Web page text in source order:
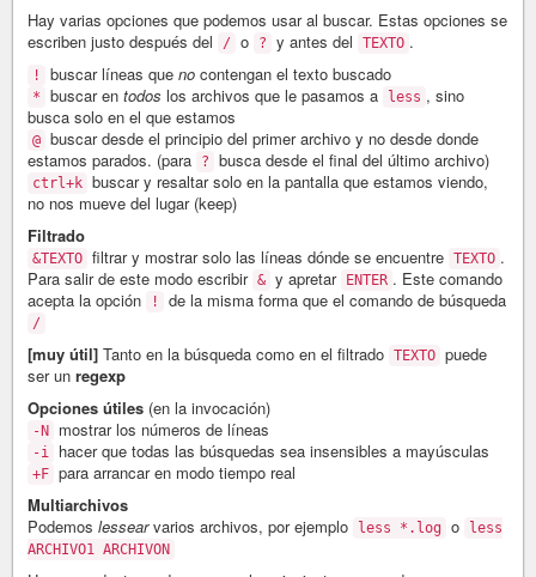
Hay varias opciones que podemos usar al buscar. Estas opciones se
escriben justo después del
/ o ? y antes del TEXTO .
! buscar líneas que no contengan el texto buscado
* buscar en todos los archivos que le pasamos a less , sino
busca solo en el que estamos
@ buscar desde el principio del primer archivo y no desde donde
estamos parados. (para
? busca desde el final del último archivo)
ctrl+k buscar y resaltar solo en la pantalla que estamos viendo,
no nos mueve del lugar (keep)
Filtrado
&TEXTO filtrar y mostrar solo las líneas dónde se encuentre TEXTO .
Para salir de este modo escribir & y apretar ENTER . Este comando
acepta la opción
! de la misma forma que el comando de búsqueda
/
[muy útil] Tanto en la búsqueda como en el filtrado TEXTO puede
ser un regexp
Opciones útiles (en la invocación)
-N mostrar los números de líneas
-i hacer que todas las búsquedas sea insensibles a mayúsculas
+F para arrancar en modo tiempo real
Multiarchivos
Podemos lessearvarios archivos, por ejemplo less *.log o
less
ARCHIVO1 ARCHIVON